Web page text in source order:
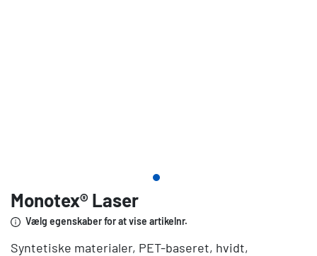
Monotex® Laser
Vælg egenskaber for at vise artikelnr.
Syntetiske materialer, PET-baseret, hvidt,